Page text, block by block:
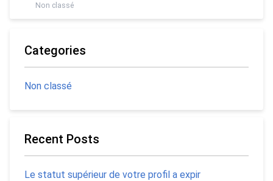
Non classé
Categories
Non classé
Recent Posts
Le statut supérieur de votre profil a expir